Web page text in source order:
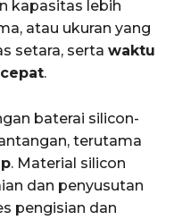
kapasitas lebih
atau ukuran yang
setara, serta waktu
.
baterai silicon-
terutama
. Material silicon
dan penyusutan
pengisian dan